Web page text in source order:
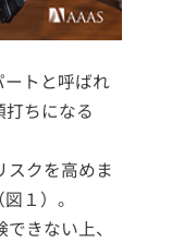
トと呼ばれ
ちになる
スクを高めま
１）。
きない上、